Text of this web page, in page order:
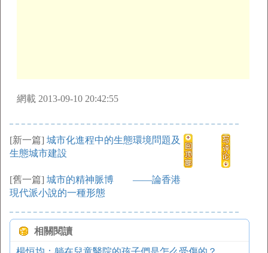
網載 2013-09-10 20:42:55
[新一篇] 城市化進程中的生態環境問題及
生態城市建設
[舊一篇] 城市的精神脈博 ——論香港
現代派小說的一種形態
相關閱讀